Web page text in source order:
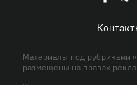
Материалы под рубриками
размещены на правах